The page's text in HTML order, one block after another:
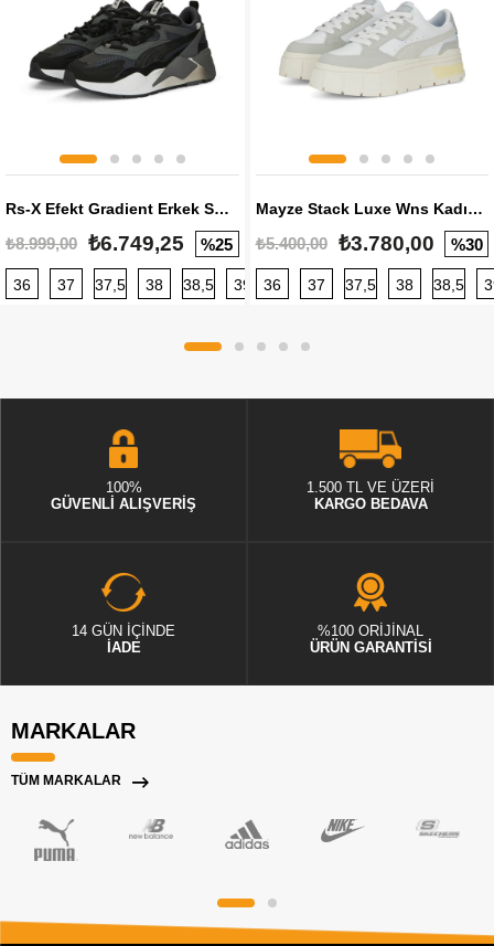
Rs-X Efekt Gradient Erkek Sneaker
₺8.999,00 ₺6.749,25 %25
36 37 37,5 38 38,5 39 40 40,5 41 42 42,5
Mayze Stack Luxe Wns Kadın Sneaker
₺5.400,00 ₺3.780,00 %30
36 37 37,5 38 38,5
100%
GÜVENLİ ALIŞVERİŞ
1.500 TL VE ÜZERİ
KARGO BEDAVA
14 GÜN İÇİNDE
İADE
%100 ORİJİNAL
ÜRÜN GARANTİSİ
MARKALAR
TÜM MARKALAR